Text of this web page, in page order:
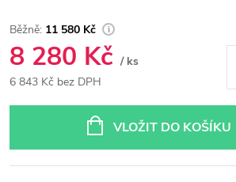
11 580 Kč
8 280 Kč / ks
6 843 Kč bez DPH
VLOŽIT DO KOŠÍKU